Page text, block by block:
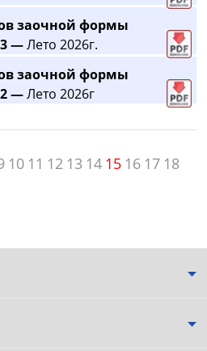
заочной формы
—Лето 2026г.
заочной формы
—Лето 2026г
10 11 12 13 14 15 16 17 18